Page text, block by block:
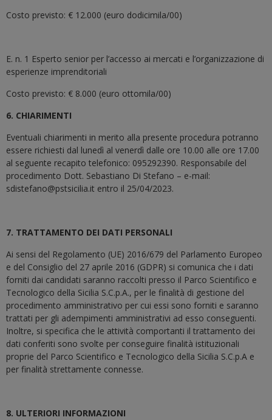
Costo previsto: € 12.000 (euro dodicimila/00)
E. n. 1 Esperto senior per l’accesso ai mercati e l’organizzazione di
esperienze imprenditoriali
Costo previsto: € 8.000 (euro ottomila/00)
6. CHIARIMENTI
Eventuali chiarimenti in merito alla presente procedura potranno
essere richiesti dal lunedì al venerdì dalle ore 10.00 alle ore 17.00
al seguente recapito telefonico: 095292390. Responsabile del
procedimento Dott. Sebastiano Di Stefano – e-mail:
sdistefano@pstsicilia.it entro il 25/04/2023.
7. TRATTAMENTO DEI DATI PERSONALI
Ai sensi del Regolamento (UE) 2016/679 del Parlamento Europeo
e del Consiglio del 27 aprile 2016 (GDPR) si comunica che i dati
forniti dai candidati saranno raccolti presso il Parco Scientifico e
Tecnologico della Sicilia S.C.p.A., per le finalità di gestione del
procedimento amministrativo per cui essi sono forniti e saranno
trattati per gli adempimenti amministrativi ad esso conseguenti.
Inoltre, si specifica che le attività comportanti il trattamento dei
dati conferiti sono svolte per conseguire finalità istituzionali
proprie del Parco Scientifico e Tecnologico della Sicilia S.C.p.A e
per finalità strettamente connesse.
8. ULTERIORI INFORMAZIONI